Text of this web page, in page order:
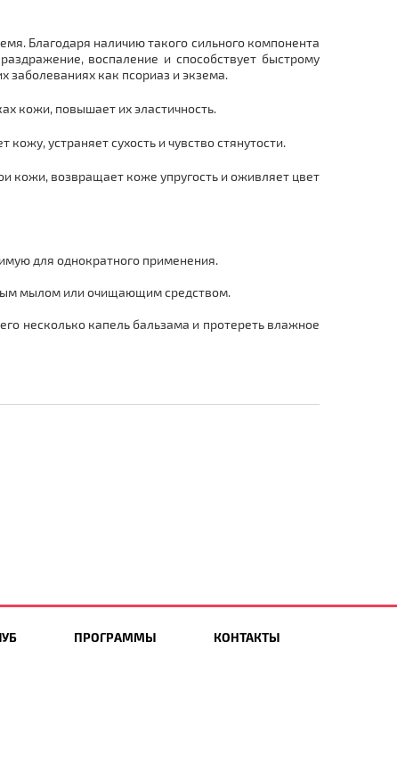
Благодаря наличию такого сильного компонента
воспаление и способствует быстрому
заболеваниях как псориаз и экзема.
кожи, повышает их эластичность.
устраняет сухость и чувство стянутости.
кожи, возвращает коже упругость и оживляет цвет
для однократного применения.
мылом или очищающим средством.
несколько капель бальзама и протереть влажное
ПРОГРАММЫ КОНТАКТЫ